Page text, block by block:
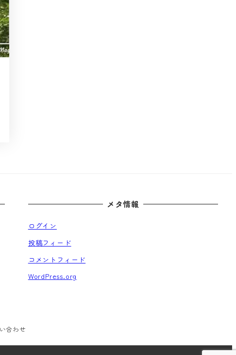
メタ情報
ログイン
投稿フィード
コメントフィード
WordPress.org
合わせ